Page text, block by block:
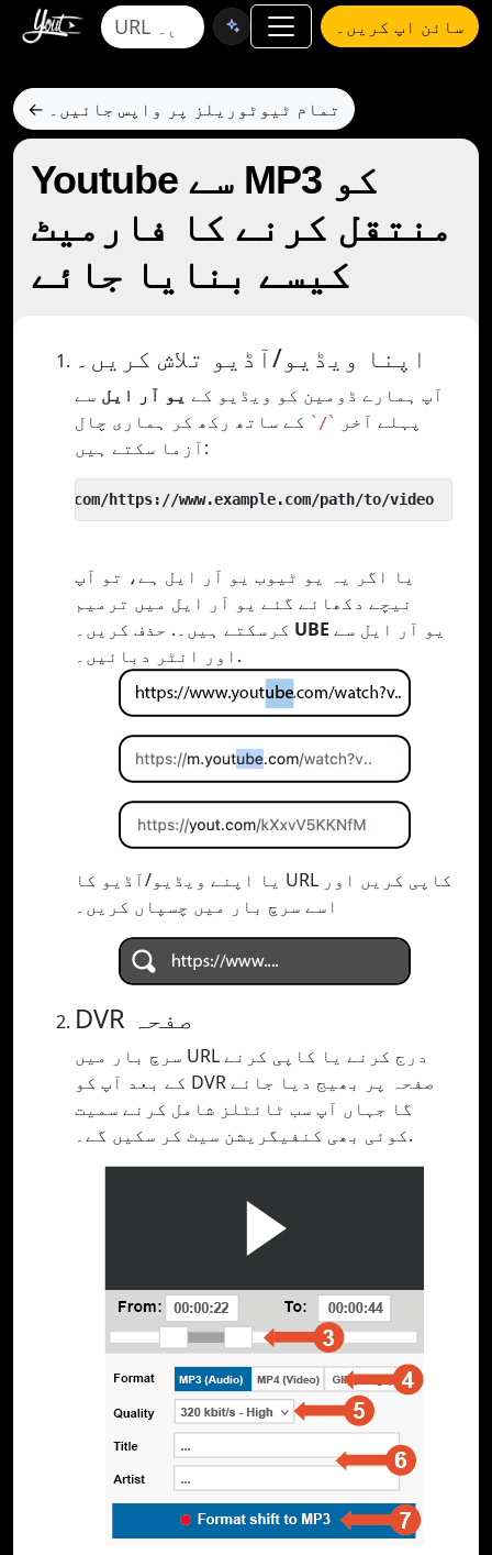
سائن اپ کریں۔
← تمام ٹیوٹوریلز پر واپس جائیں۔
Youtube سے MP3 کو
منتقل کرنے کا فارمیٹ
کیسے بنایا جائے
اپنا ویڈیو/آڈیو تلاش کریں۔
آپ ہمارے ڈومین کو ویڈیو کے یو آر ایل سے
پہلے آخر
`/` کے ساتھ رکھ کر ہماری چال
آزما سکتے ہیں:
یا اگر یہ یو ٹیوب یو آر ایل ہے، تو آپ
نیچے دکھائے گئے یو آر ایل میں ترمیم
UBE
اور انٹر دبائیں۔.
یا اپنے ویڈیو/آڈیو کا URL کاپی کریں اور
اسے سرچ بار میں چسپاں کریں۔
DVR صفحہ
سرچ بار میں URL درج کرنے یا کاپی کرنے
کے بعد آپ کو DVR صفحہ پر بھیج دیا جائے
گا جہاں آپ سب ٹائٹلز شامل کرنے سمیت
کوئی بھی کنفیگریشن سیٹ کر سکیں گے۔.